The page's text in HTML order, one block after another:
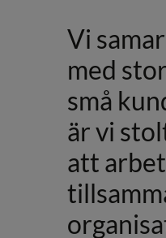
Vi
med
små
är vi
att